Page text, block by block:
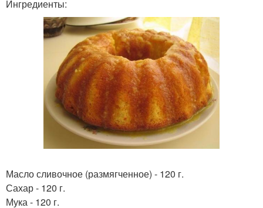
Ингредиенты:
Масло сливочное (размягченное) - 120 г.
Сахар - 120 г.
Мука - 120 г.